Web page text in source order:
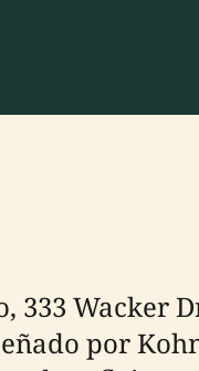
333 Wacker
por